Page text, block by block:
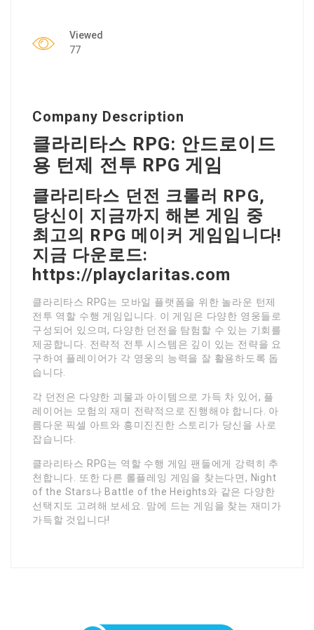
Viewed
77
Company Description
클라리타스 RPG: 안드로이드
용 턴제 전투 RPG 게임
클라리타스 던전 크롤러 RPG,
당신이 지금까지 해본 게임 중
최고의 RPG 메이커 게임입니다!
지금 다운로드:
https://playclaritas.com
클라리타스 RPG는 모바일 플랫폼을 위한 놀라운 턴제
전투 역할 수행 게임입니다. 이 게임은 다양한 영웅들로
구성되어 있으며, 다양한 던전을 탐험할 수 있는 기회를
제공합니다. 전략적 전투 시스템은 깊이 있는 전략을 요
구하여 플레이어가 각 영웅의 능력을 잘 활용하도록 돕
습니다.
각 던전은 다양한 괴물과 아이템으로 가득 차 있어, 플
레이어는 모험의 재미 전략적으로 진행해야 합니다. 아
름다운 픽셀 아트와 흥미진진한 스토리가 당신을 사로
잡습니다.
클라리타스 RPG는 역할 수행 게임 팬들에게 강력히 추
천합니다. 또한 다른 롤플레잉 게임을 찾는다면, Night
of the Stars나 Battle of the Heights와 같은 다양한
선택지도 고려해 보세요. 맘에 드는 게임을 찾는 재미가
가득할 것입니다!